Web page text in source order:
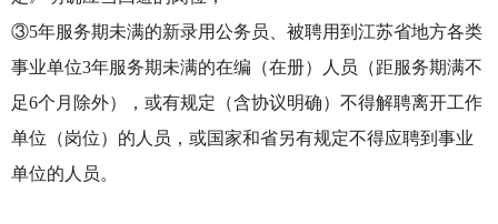
③5年服务期未满的新录用公务员、被聘用到江苏省地方各类
事业单位3年服务期未满的在编（在册）人员（距服务期满不
足6个月除外），或有规定（含协议明确）不得解聘离开工作
单位（岗位）的人员，或国家和省另有规定不得应聘到事业
单位的人员。